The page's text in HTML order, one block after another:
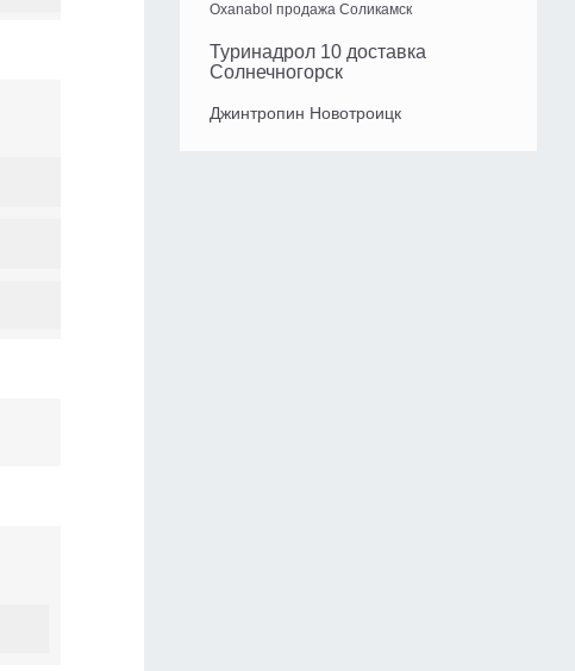
Oxanabol продажа Соликамск
Туринадрол 10 доставка
Солнечногорск
Джинтропин Новотроицк